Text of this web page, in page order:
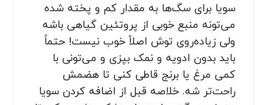
سویا برای سگ‌ها به مقدار کم و پخته شده
می‌تونه منبع خوبی از پروتئین گیاهی باشه
ولی زیاده‌روی توش اصلاً خوب نیست! حتماً
باید بدون ادویه و نمک بپزی و می‌تونی با
کمی مرغ یا برنج قاطی کنی تا هضمش
راحت‌تر شه. خلاصه قبل از اضافه کردن سویا